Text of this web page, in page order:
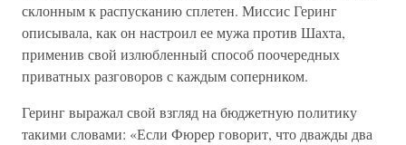
склонным к распусканию сплетен. Миссис Геринг
описывала, как он настроил ее мужа против Шахта,
применив свой излюбленный способ поочередных
приватных разговоров с каждым соперником.
Геринг выражал свой взгляд на бюджетную политику
такими словами: «Если Фюрер говорит, что дважды два